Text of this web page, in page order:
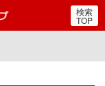
郵便局・日本郵政グルー
検索
TOP